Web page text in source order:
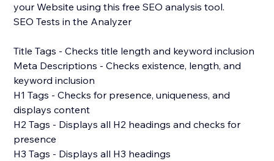
your Website using this free SEO analysis tool.
SEO Tests in the Analyzer
Title Tags - Checks title length and keyword inclusion
Meta Descriptions - Checks existence, length, and
keyword inclusion
H1 Tags - Checks for presence, uniqueness, and
displays content
H2 Tags - Displays all H2 headings and checks for
presence
H3 Tags - Displays all H3 headings